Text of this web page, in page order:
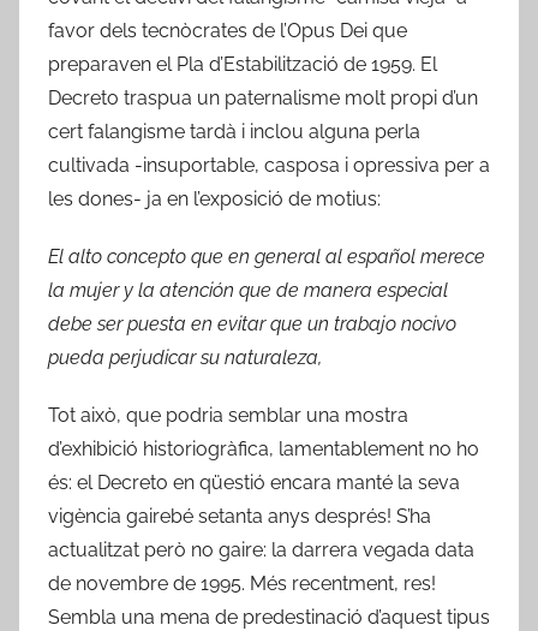
favor dels tecnòcrates de l’Opus Dei que
preparaven el Pla d’Estabilització de 1959. El
Decreto traspua un paternalisme molt propi d’un
cert falangisme tardà i inclou alguna perla
cultivada -insuportable, casposa i opressiva per a
les dones- ja en l’exposició de motius:
El alto concepto que en general al español merece
la mujer y la atención que de manera especial
debe ser puesta en evitar que un trabajo nocivo
pueda perjudicar su naturaleza,
Tot això, que podria semblar una mostra
d’exhibició historiogràfica, lamentablement no ho
és: el Decreto en qüestió encara manté la seva
vigència gairebé setanta anys després! S’ha
actualitzat però no gaire: la darrera vegada data
de novembre de 1995. Més recentment, res!
Sembla una mena de predestinació d’aquest tipus